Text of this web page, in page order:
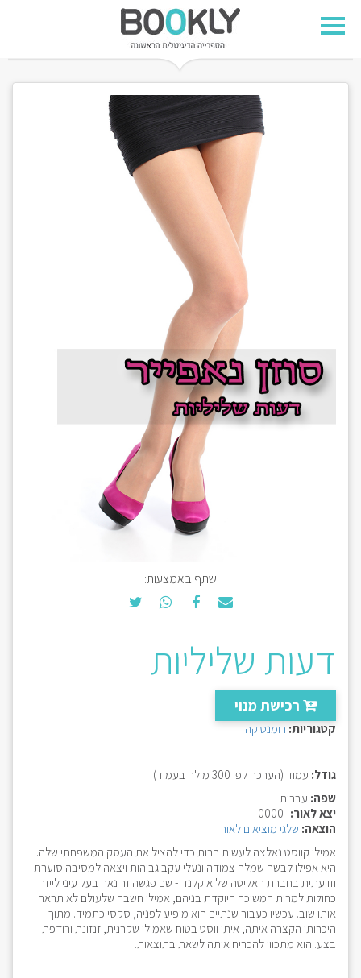
שתף באמצעות:
דעות שליליות
רכישת מנוי
קטגוריות: רומנטיקה
גודל: עמוד (הערכה לפי 300 מילה בעמוד)
שפה: עברית
יצא לאור: -0000
הוצאה: שלגי מוציאים לאור
אמילי קווסט נאלצה לעשות רבות כדי להציל את העסק המשפחתי שלה.
היא אפילו לבשה שמלה צמודה ונעלי עקב גבוהות ויצאה למסיבה סוערת
וזוועתית בחברת האליטה של אוקלנד - שם פגשה זר נאה בעל עיני לייזר
כחולות.למרות המשיכה היוקדת בניהם, אמילי חשבה שלעולם לא תראה
אותו שוב. עכשיו כעבור שנתיים הוא מופיע לפניה, סקסי כתמיד. מתוך
היכרותו הקצרה איתה, איתן ווסט בטוח שאמילי שקרנית, זנזונת ורודפת
בצע. הוא מתכוון להכריח אותה לשאת בתוצאות.